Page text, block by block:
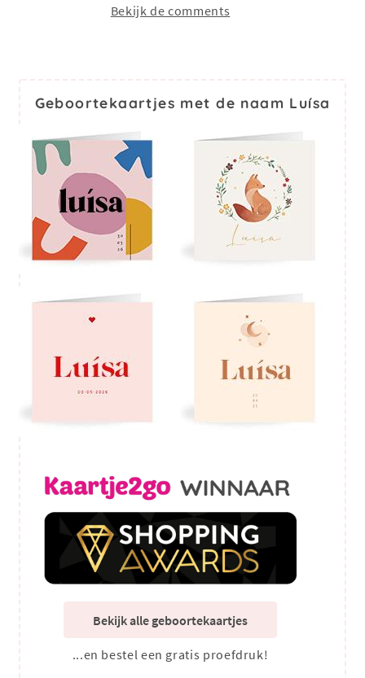
Bekijk de comments
Geboortekaartjes met de naam Luísa
Bekijk alle geboortekaartjes
...en bestel een gratis proefdruk!